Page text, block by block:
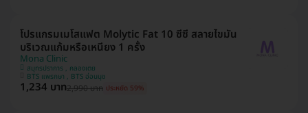
โปรแกรมเมโสแฟต Molytic Fat 10 ซีซี สลายไขมัน
บริเวณแก้มหรือเหนียง 1 ครั้ง
Mona Clinic
สมุทรปราการ , คลองเตย
BTS แพรกษา , BTS อ่อนนุช
1,234 บาท2,990 บาท ประหยัด 59%